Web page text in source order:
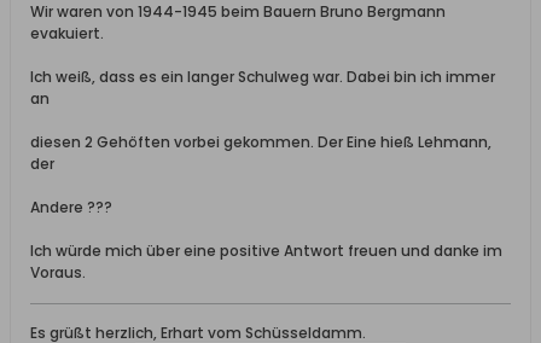
Wir waren von 1944-1945 beim Bauern Bruno Bergmann
evakuiert.
Ich weiß, dass es ein langer Schulweg war. Dabei bin ich immer
an
diesen 2 Gehöften vorbei gekommen. Der Eine hieß Lehmann,
der
Andere ???
Ich würde mich über eine positive Antwort freuen und danke im
Voraus.
Es grüßt herzlich, Erhart vom Schüsseldamm.